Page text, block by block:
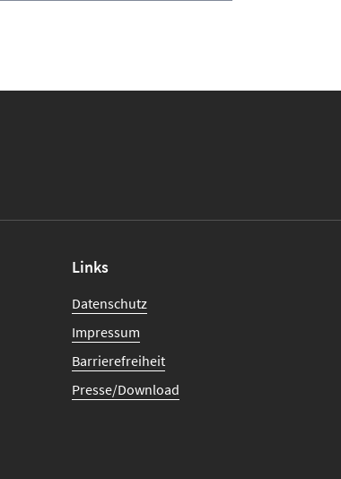
Links
Datenschutz
Impressum
Barrierefreiheit
Presse/Download